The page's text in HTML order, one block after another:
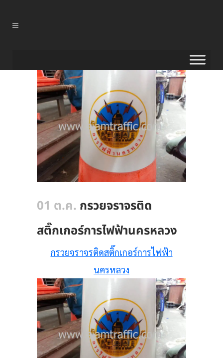
01 ต.ค. กรวยจราจรติด
สติ๊กเกอร์การไฟฟ้านครหลวง
กรวยจราจรติดสติ๊กเกอร์การไฟฟ้า
นครหลวง